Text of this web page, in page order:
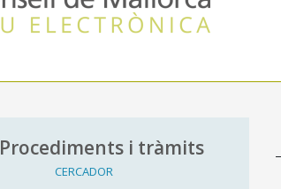
Procediments i tràmits
CERCADOR